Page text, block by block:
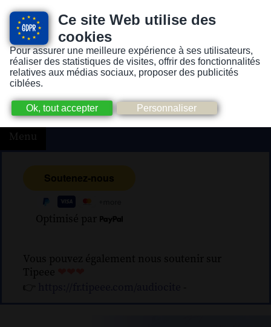
Ce site Web utilise des
cookies
Pour assurer une meilleure expérience à ses utilisateurs,
réaliser des statistiques de visites, offrir des fonctionnalités
relatives aux médias sociaux, proposer des publicités
ciblées.
Version pour personnes mal-voyantes ou non-voyantes
Menu
Optimisé par
Vous pouvez également nous soutenir sur
Tipeee
👉
-